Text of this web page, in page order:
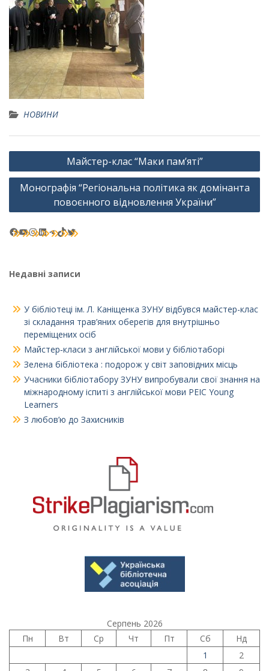
НОВИНИ
Навігація
записів
Майстер-клас “Маки пам’яті”
Монографія “Регіональна політика як домінанта
повоєнного відновлення України”
Facebook
YouTube
Instagram
LinkedIn
Telegram
TikTok
Twitter
Недавні записи
У бібліотеці ім. Л. Каніщенка ЗУНУ відбувся майстер-клас
зі складання трав’яних оберегів для внутрішньо
переміщених осіб
Майстер‑класи з англійської мови у бібліотаборі
Зелена бібліотека : подорож у світ заповідних місць
Учасники бібліотабору ЗУНУ випробували свої знання на
міжнародному іспиті з англійської мови PEIC Young
Learners
З любов’ю до Захисників
Серпень 2026
Пн
Вт Ср Чт Пт Сб
Нд
1
2